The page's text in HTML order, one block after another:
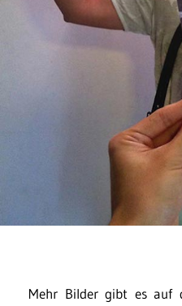
Mehr Bilder gibt es auf